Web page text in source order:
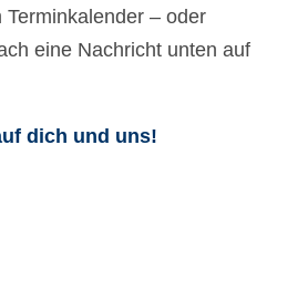
Terminkalender – oder
eine Nachricht unten auf
dich und uns!